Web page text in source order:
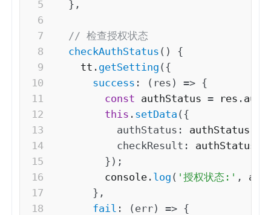
} ,
// 检查授权状态
checkAuthStatus ( )
{
    tt
. getSetting ( {
success : ( res ) => {
const authStatus = res .
this . setData ( {
authStatus : authStatus
checkResult : authStatus
} ) ;
        console
. log ( '授权状态:' ,
} ,
fail : ( err) => {